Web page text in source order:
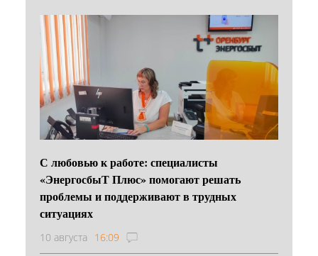
С любовью к работе: специалисты
«ЭнергосбыТ Плюс» помогают решать
проблемы и поддерживают в трудных
ситуациях
10 августа 16:09